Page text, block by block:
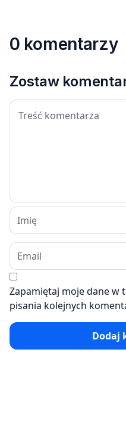
0 komentarzy
Zostaw
Zapamiętaj moje dane w
pisania kolejnych
Dodaj